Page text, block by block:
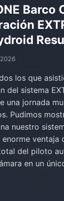
Barco
los que
del sistema
una jornada
Pudimos
nuestro
ventaja
del piloto
en un